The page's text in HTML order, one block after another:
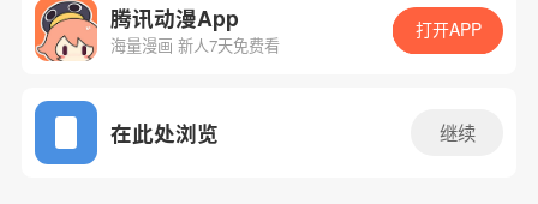
App免费看
腾讯动漫App
海量漫画 新人7天免费看
打开APP
在此处浏览 继续